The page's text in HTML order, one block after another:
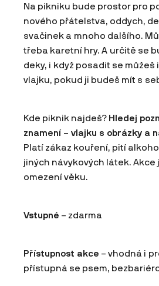
Na pikniku bude prostor pro
nového přátelstva, oddych,
svačinek a mnoho dalšího.
třeba karetní hry. A určitě se
deky, i když posadit se můžeš
vlajku, pokud ji budeš mít s
Kde piknik najdeš? Hledej
znamení – vlajku s obrázky a
Platí zákaz kouření, pití
jiných návykových látek. Akce
omezení věku.
Vstupné – zdarma
Přístupnost akce – vhodná i
přístupná se psem,